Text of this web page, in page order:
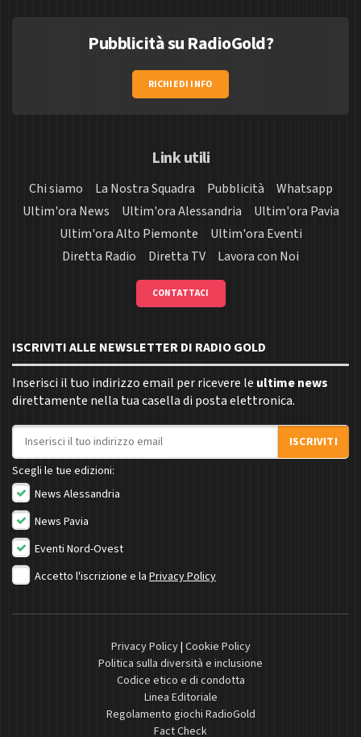
Pubblicità su RadioGold?
RICHIEDI INFO
Link utili
Chi siamo La Nostra Squadra Pubblicità
Whatsapp
Ultim'ora News
Ultim'ora Alessandria
Ultim'ora Pavia
Ultim'ora Alto Piemonte
Ultim'ora Eventi
Diretta Radio
Diretta TV Lavora con Noi
CONTATTACI
ISCRIVITI ALLE NEWSLETTER DI RADIO GOLD
Inserisci il tuo indirizzo email per ricevere le ultime news
direttamente nella tua casella di posta elettronica.
Indirizzo email
ISCRIVITI
Scegli le tue edizioni:
News Alessandria
News Pavia
Eventi Nord-Ovest
Accetto l'iscrizione e la Privacy Policy
Privacy Policy| Cookie Policy
Politica sulla diversità e inclusione
Codice etico e di condotta
Linea Editoriale
Regolamento giochi RadioGold
Fact Check